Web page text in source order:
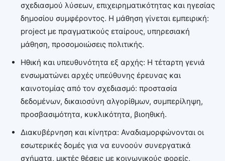
σχεδιασμού λύσεων, επιχειρηματικότητας και ηγεσίας
δημοσίου συμφέροντος. Η μάθηση γίνεται εμπειρική:
project με πραγματικούς εταίρους, υπηρεσιακή
μάθηση, προσομοιώσεις πολιτικής.
Ηθική και υπευθυνότητα εξ αρχής: Η τέταρτη γενιά
ενσωματώνει αρχές υπεύθυνης έρευνας και
καινοτομίας από τον σχεδιασμό: προστασία
δεδομένων, δικαιοσύνη αλγορίθμων, συμπερίληψη,
προσβασιμότητα, κυκλικότητα, βιοηθική.
Διακυβέρνηση και κίνητρα: Αναδιαμορφώνονται οι
εσωτερικές δομές για να ευνοούν συνεργατικά
σχήματα, μικτές θέσεις με κοινωνικούς φορείς,